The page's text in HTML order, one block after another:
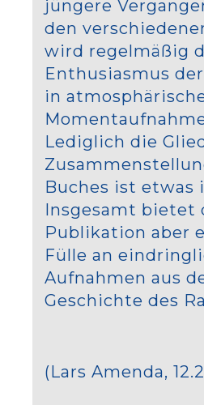
jüngere
den
wird regelmäßig
Enthusiasmus
in
Lediglich die
Buches ist etwas
Insgesamt bietet
Publikation aber
Fülle an
Aufnahmen aus
Geschichte des
(Lars Amenda,